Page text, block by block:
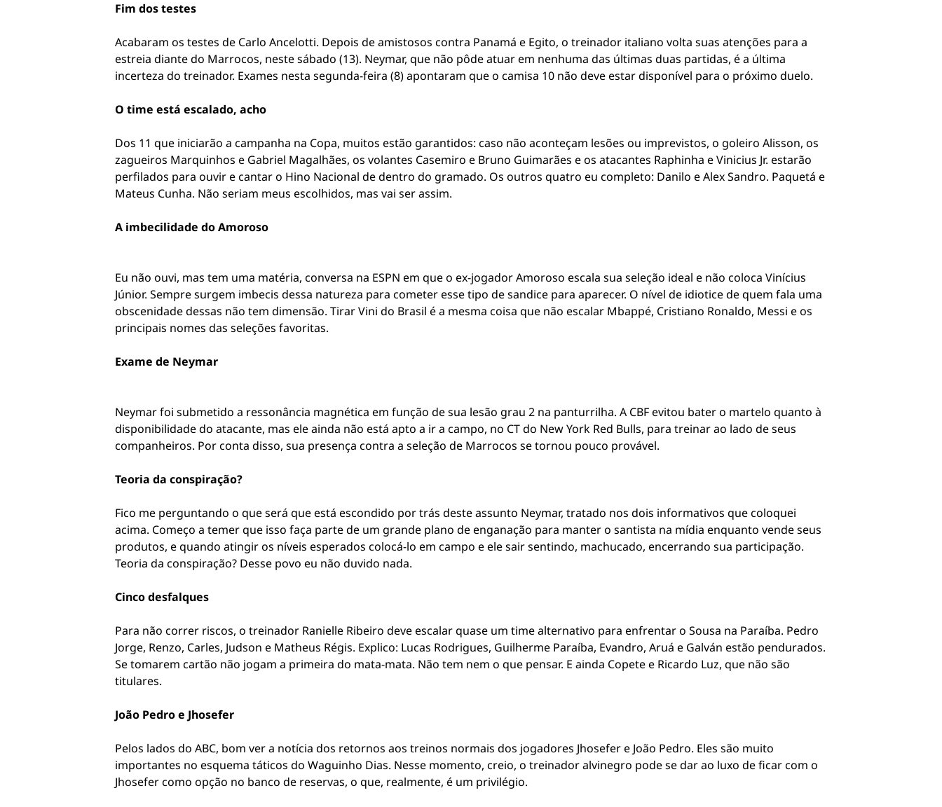
Fim dos testes
Acabaram os testes de Carlo Ancelotti. Depois de amistosos contra Panamá e Egito, o treinador italiano volta suas atenções para a
estreia diante do Marrocos, neste sábado (13). Neymar, que não pôde atuar em nenhuma das últimas duas partidas, é a última
incerteza do treinador. Exames nesta segunda-feira (8) apontaram que o camisa 10 não deve estar disponível para o próximo duelo.
O time está escalado, acho
Dos 11 que iniciarão a campanha na Copa, muitos estão garantidos: caso não aconteçam lesões ou imprevistos, o goleiro Alisson, os
zagueiros Marquinhos e Gabriel Magalhães, os volantes Casemiro e Bruno Guimarães e os atacantes Raphinha e Vinicius Jr. estarão
perfilados para ouvir e cantar o Hino Nacional de dentro do gramado. Os outros quatro eu completo: Danilo e Alex Sandro. Paquetá e
Mateus Cunha. Não seriam meus escolhidos, mas vai ser assim.
A imbecilidade do Amoroso
Eu não ouvi, mas tem uma matéria, conversa na ESPN em que o ex-jogador Amoroso escala sua seleção ideal e não coloca Vinícius
Júnior. Sempre surgem imbecis dessa natureza para cometer esse tipo de sandice para aparecer. O nível de idiotice de quem fala uma
obscenidade dessas não tem dimensão. Tirar Vini do Brasil é a mesma coisa que não escalar Mbappé, Cristiano Ronaldo, Messi e os
principais nomes das seleções favoritas.
Exame de Neymar
Neymar foi submetido a ressonância magnética em função de sua lesão grau 2 na panturrilha. A CBF evitou bater o martelo quanto à
disponibilidade do atacante, mas ele ainda não está apto a ir a campo, no CT do New York Red Bulls, para treinar ao lado de seus
companheiros. Por conta disso, sua presença contra a seleção de Marrocos se tornou pouco provável.
Teoria da conspiração?
Fico me perguntando o que será que está escondido por trás deste assunto Neymar, tratado nos dois informativos que coloquei
acima. Começo a temer que isso faça parte de um grande plano de enganação para manter o santista na mídia enquanto vende seus
produtos, e quando atingir os níveis esperados colocá-lo em campo e ele sair sentindo, machucado, encerrando sua participação.
Teoria da conspiração? Desse povo eu não duvido nada.
Cinco desfalques
Para não correr riscos, o treinador Ranielle Ribeiro deve escalar quase um time alternativo para enfrentar o Sousa na Paraíba. Pedro
Jorge, Renzo, Carles, Judson e Matheus Régis. Explico: Lucas Rodrigues, Guilherme Paraíba, Evandro, Aruá e Galván estão pendurados.
Se tomarem cartão não jogam a primeira do mata-mata. Não tem nem o que pensar. E ainda Copete e Ricardo Luz, que não são
titulares.
João Pedro e Jhosefer
Pelos lados do ABC, bom ver a notícia dos retornos aos treinos normais dos jogadores Jhosefer e João Pedro. Eles são muito
importantes no esquema táticos do Waguinho Dias. Nesse momento, creio, o treinador alvinegro pode se dar ao luxo de ficar com o
Jhosefer como opção no banco de reservas, o que, realmente, é um privilégio.